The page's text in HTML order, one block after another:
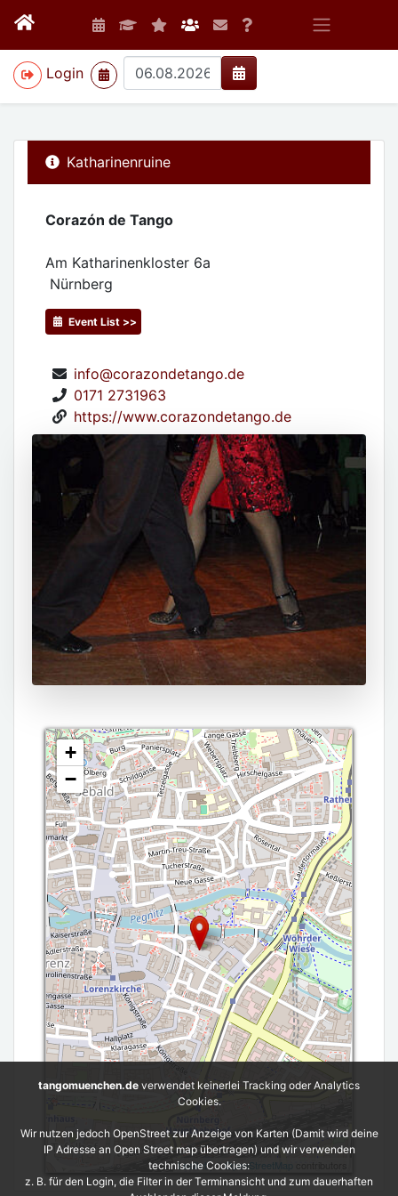
Login
>
Katharinenruine
Corazón de Tango
Am Katharinenkloster 6a
Nürnberg
Event List >>
info@corazondetango.de
0171 2731963
https://www.corazondetango.de
+
−
Leaflet| ©OpenStreetMap
tangomuenchen.de verwendet keinerlei Tracking oder Analytics
Cookies.
Wir nutzen jedoch OpenStreet zur Anzeige von Karten (Damit wird deine
IP Adresse an Open Street map übertragen) und wir verwenden
technische Cookies:
z. B. für den Login, die Filter in der Terminansicht und zum dauerhaften